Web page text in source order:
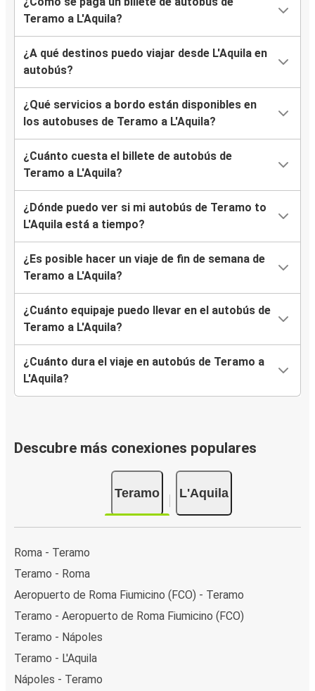
Teramo a L'Aquila?
¿A qué destinos puedo viajar desde L'Aquila en
autobús?
¿Qué servicios a bordo están disponibles en
los autobuses de Teramo a L'Aquila?
¿Cuánto cuesta el billete de autobús de
Teramo a L'Aquila?
¿Dónde puedo ver si mi autobús de Teramo to
L'Aquila está a tiempo?
¿Es posible hacer un viaje de fin de semana de
Teramo a L'Aquila?
¿Cuánto equipaje puedo llevar en el autobús de
Teramo a L'Aquila?
¿Cuánto dura el viaje en autobús de Teramo a
L'Aquila?
Descubre más conexiones populares
Teramo L'Aquila
Roma - Teramo
Teramo - Roma
Aeropuerto de Roma Fiumicino (FCO) - Teramo
Teramo - Aeropuerto de Roma Fiumicino (FCO)
Teramo - Nápoles
Teramo - L'Aquila
Nápoles - Teramo